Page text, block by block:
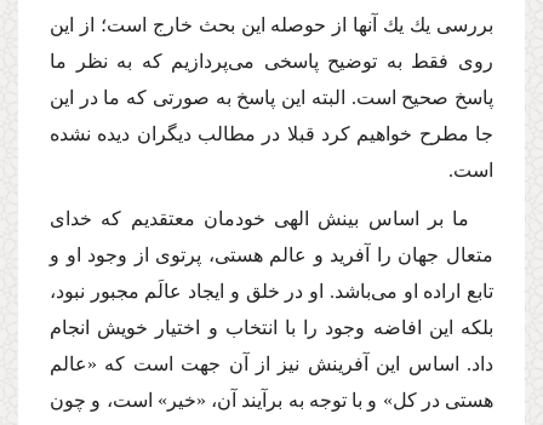
بررسى یك یك آنها از حوصله این بحث خارج است؛ از این
روى فقط به توضیح پاسخى مى‌پردازیم كه به نظر ما
پاسخ صحیح است. البته این پاسخ به صورتى كه ما در این
جا مطرح خواهیم كرد قبلا در مطالب دیگران دیده نشده
است.
ما بر اساس بینش الهى خودمان معتقدیم كه خداى
متعال جهان را آفرید و عالم هستى، پرتوى از وجود او و
تابع اراده او مى‌باشد. او در خلق و ایجاد عالَم مجبور نبود،
بلكه این افاضه وجود را با انتخاب و اختیار خویش انجام
داد. اساس این آفرینش نیز از آن جهت است كه «عالم
هستى در كل» و با توجه به برآیند آن، «خیر» است، و چون